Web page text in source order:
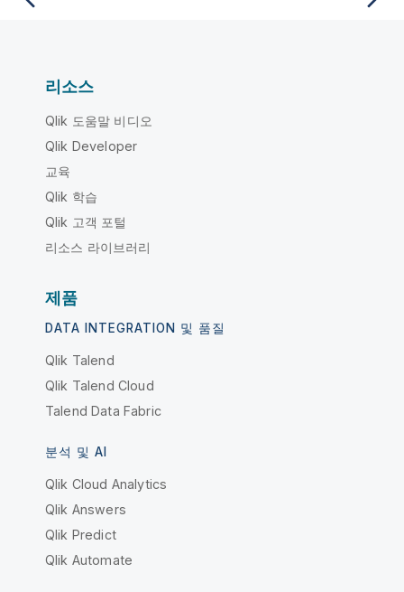
리소스
Qlik 도움말 비디오
Qlik Developer
교육
Qlik 학습
Qlik 고객 포털
리소스 라이브러리
제품
DATA INTEGRATION 및 품질
Qlik Talend
Qlik Talend Cloud
Talend Data Fabric
분석 및 AI
Qlik Cloud Analytics
Qlik Answers
Qlik Predict
Qlik Automate